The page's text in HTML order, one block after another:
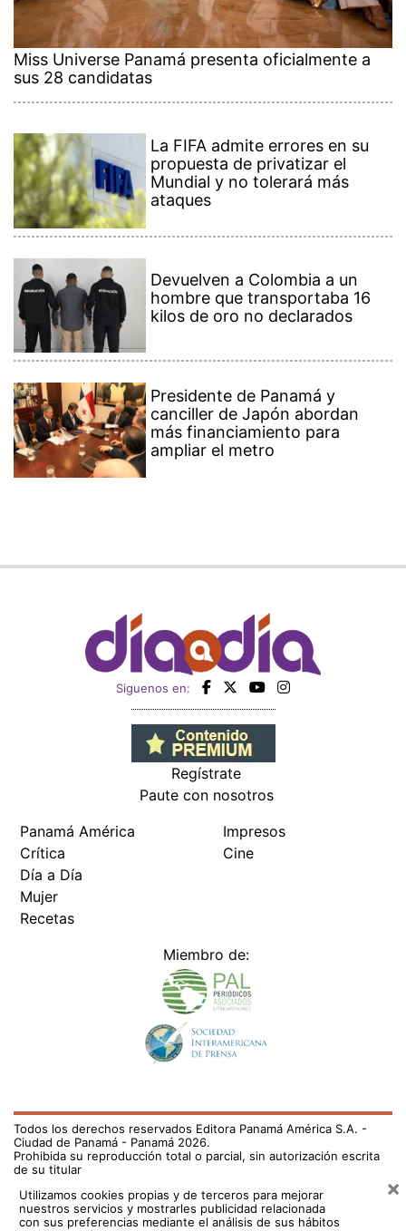
Miss Universe Panamá presenta oficialmente a
sus 28 candidatas
La FIFA admite errores en su
propuesta de privatizar el
Mundial y no tolerará más
ataques
Devuelven a Colombia a un
hombre que transportaba 16
kilos de oro no declarados
Presidente de Panamá y
canciller de Japón abordan
más financiamiento para
ampliar el metro
Siguenos en:
Regístrate
Paute con nosotros
Panamá América
Crítica
Día a Día
Mujer
Recetas
Impresos
Cine
Miembro de:
Todos los derechos reservados Editora Panamá América S.A. -
Ciudad de Panamá - Panamá 2026.
Prohibida su reproducción total o parcial, sin autorización escrita
de su titular
Utilizamos cookies propias y de terceros para mejorar
nuestros servicios y mostrarles publicidad relacionada
con sus preferencias mediante el análisis de sus hábitos
×